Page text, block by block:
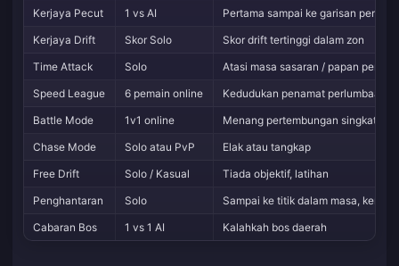
Kerjaya Pecut 1 vs AI
Pertama sampai ke garisan
Kerjaya Drift
Skor Solo
Skor drift tertinggi dalam zon
Time Attack
Solo
Atasi masa sasaran / papan
Speed League
6 pemain online
Kedudukan penamat perlumbaan
Battle Mode
1v1 online
Menang pertembungan singkat
Chase Mode
Solo atau PvP
Elak atau tangkap
Free Drift
Solo / Kasual
Tiada objektif, latihan
Penghantaran
Solo
Sampai ke titik dalam masa,
Cabaran Bos
1 vs 1 AI Kalahkah bos daerah